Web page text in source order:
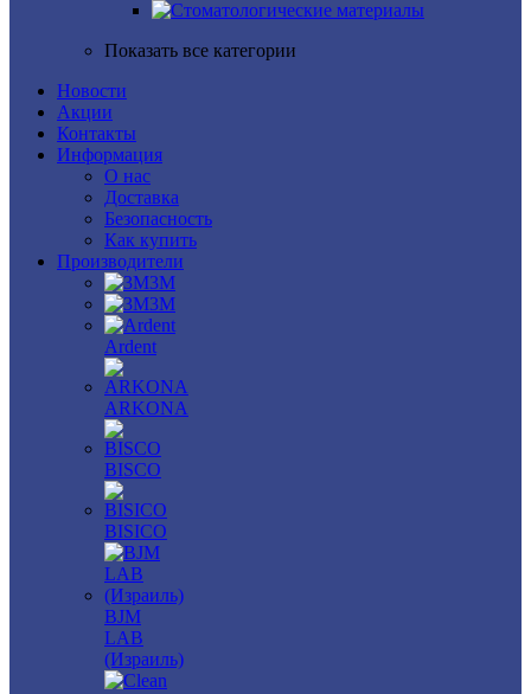
Показать все категории
Новости
Акции
Контакты
Информация
О нас
Доставка
Безопасность
Как купить
Производители
3M
3М
Ardent
ARKONA
BISCO
BISICO
BJM
LAB
(Израиль)